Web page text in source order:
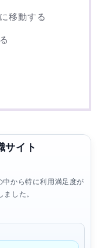
移動する
サイト
から特に利用満足度が
した。